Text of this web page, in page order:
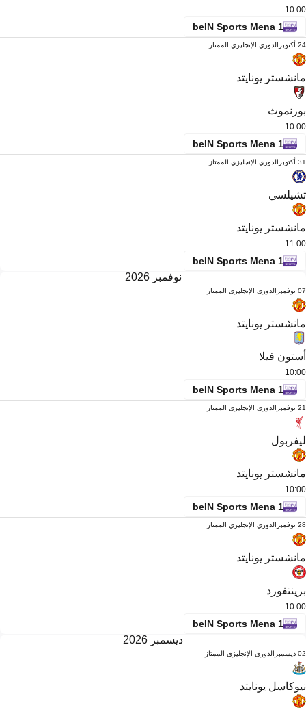
10:00
beIN Sports Mena 1
24 أكتوبر الدوري الإنجليزي الممتاز
مانشستر يونايتد
بورنموث
10:00
beIN Sports Mena 1
31 أكتوبر الدوري الإنجليزي الممتاز
تشيلسي
مانشستر يونايتد
11:00
beIN Sports Mena 1
نوفمبر 2026
07 نوفمبر الدوري الإنجليزي الممتاز
مانشستر يونايتد
أستون فيلا
10:00
beIN Sports Mena 1
21 نوفمبر الدوري الإنجليزي الممتاز
ليفربول
مانشستر يونايتد
10:00
beIN Sports Mena 1
28 نوفمبر الدوري الإنجليزي الممتاز
مانشستر يونايتد
برينتفورد
10:00
beIN Sports Mena 1
ديسمبر 2026
02 ديسمبر الدوري الإنجليزي الممتاز
نيوكاسل يونايتد